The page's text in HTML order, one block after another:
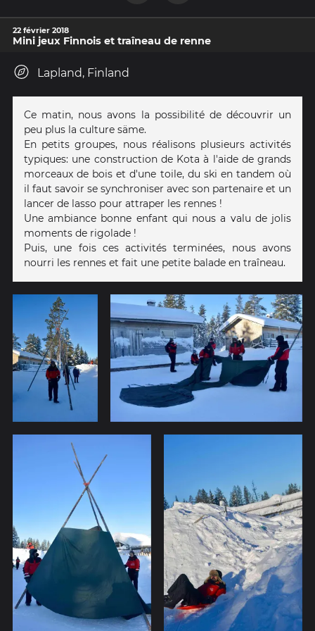
22 février 2018
Mini jeux Finnois et traîneau de renne
Lapland, Finland
Ce matin, nous avons la possibilité de découvrir un
peu plus la culture säme.
En petits groupes, nous réalisons plusieurs activités
typiques: une construction de Kota à l'aide de grands
morceaux de bois et d'une toile, du ski en tandem où
il faut savoir se synchroniser avec son partenaire et un
lancer de lasso pour attraper les rennes !
Une ambiance bonne enfant qui nous a valu de jolis
moments de rigolade !
Puis, une fois ces activités terminées, nous avons
nourri les rennes et fait une petite balade en traîneau.